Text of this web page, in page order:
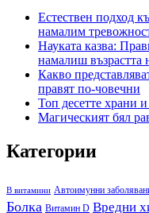
Естествен подход
намалим
Науката казва:
намалиш възрастта
Какво
правят по-човечни
Топ десетте храни
Магическият бял
Категории
B витамини Автоимунни
Болка Витамин D Вредни